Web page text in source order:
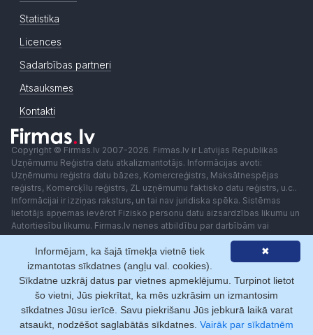
Statistika
Licences
Sadarbības partneri
Atsauksmes
Kontakti
Copyright © Firmas.lv 2007-2026. Firmas.lv ir Latvijas Republikas
Uzņēmumu Reģistra datu atkalizmantotājs. Informācijas avoti:
Uzņēmumu reģistra datu bāzes, Komercreģistrs, Maksātnespējas
reģistrs, Komercķīlu reģistrs, ZL uzņēmumu faktisko datu reģistrs, u.c..
Informācijai ir izziņas raksturs, un tai nav juridiska spēka. Sistēmas
lietotājs apņemas ievērot Fizisko personu datu aizsardzības likumu un
Autortiesību likumu. Firmas.lv nenes atbildību par darbībām vai
lēmumiem, kas balstīti uz saņemto pakalpojumu. Lietotājam aizliegts
izmantot jebkādas automatizētas sistēmas vai iekārtas (robotus)
piekļuvei sistēmai bez rakstiskas saskaņošanas ar Firmas.lv. Galvenā
redaktore: Ingūna Pempere.
Lietošanas noteikumi
Privātuma politika Norēķini ar
✖
Informējam, ka šajā tīmekļa vietnē tiek
izmantotas sīkdatnes (angļu val. cookies).
Sīkdatne uzkrāj datus par vietnes apmeklējumu. Turpinot lietot
šo vietni, Jūs piekrītat, ka mēs uzkrāsim un izmantosim
sīkdatnes Jūsu ierīcē. Savu piekrišanu Jūs jebkurā laikā varat
atsaukt, nodzēšot saglabātās sīkdatnes. Vairāk par sīkdatnēm